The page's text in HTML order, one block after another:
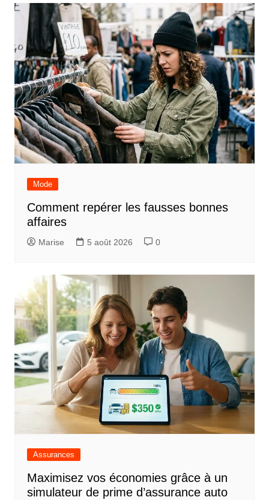
Mode
Comment repérer les fausses bonnes
affaires
Marise 5 août 2026 0
Assurances
Maximisez vos économies grâce à un
simulateur de prime d’assurance auto